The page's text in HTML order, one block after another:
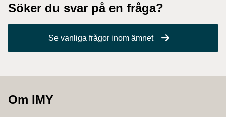
Söker du svar på en fråga?
Se vanliga frågor inom ämnet
Om IMY